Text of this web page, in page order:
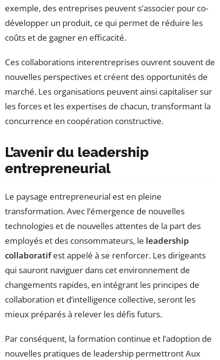
exemple, des entreprises peuvent s’associer pour co-
développer un produit, ce qui permet de réduire les
coûts et de gagner en efficacité.
Ces collaborations interentreprises ouvrent souvent de
nouvelles perspectives et créent des opportunités de
marché. Les organisations peuvent ainsi capitaliser sur
les forces et les expertises de chacun, transformant la
concurrence en coopération constructive.
L’avenir du leadership
entrepreneurial
Le paysage entrepreneurial est en pleine
transformation. Avec l’émergence de nouvelles
technologies et de nouvelles attentes de la part des
employés et des consommateurs, le leadership
collaboratifest appelé à se renforcer. Les dirigeants
qui sauront naviguer dans cet environnement de
changements rapides, en intégrant les principes de
collaboration et d’intelligence collective, seront les
mieux préparés à relever les défis futurs.
Par conséquent, la formation continue et l’adoption de
nouvelles pratiques de leadership permettront Aux